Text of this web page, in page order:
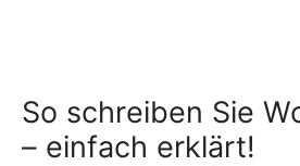
So schreiben Sie
– einfach erklärt!